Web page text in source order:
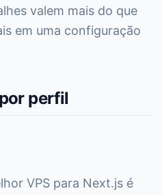
valem mais do que
em uma configuração
perfil
VPS para Next.js é